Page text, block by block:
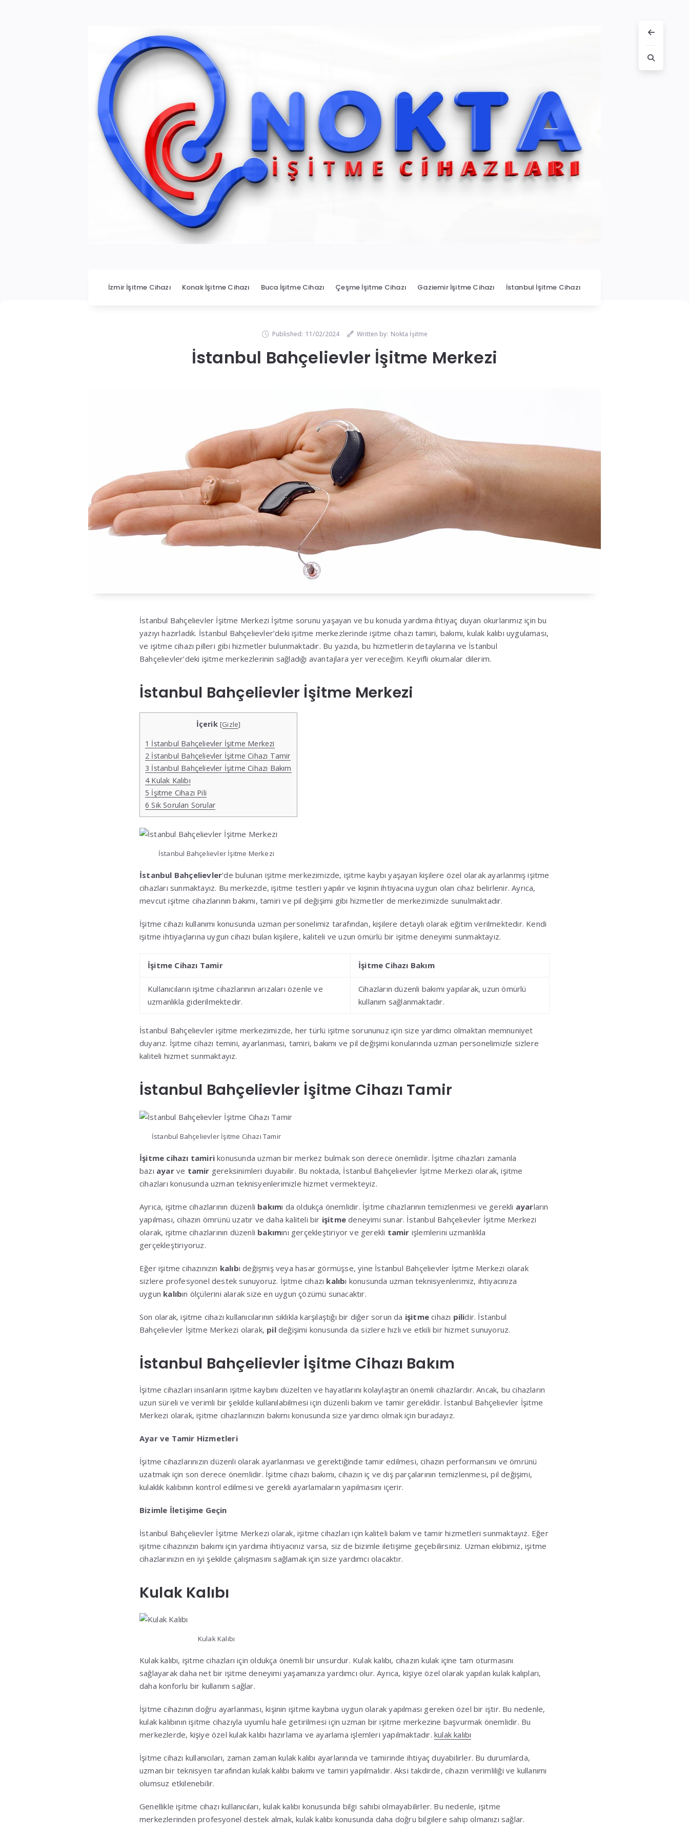
İzmir İşitme Cihazı Konak İşitme Cihazı Buca İşitme Cihazı Çeşme İşitme Cihazı Gaziemir İşitme Cihazı İstanbul İşitme Cihazı
Published: 11/02/2024 Written by: Nokta İşitme
İstanbul Bahçelievler İşitme Merkezi
İstanbul Bahçelievler İşitme Merkezi İşitme sorunu yaşayan ve bu konuda yardıma ihtiyaç duyan okurlarımız için bu
yazıyı hazırladık. İstanbul Bahçelievler’deki işitme merkezlerinde işitme cihazı tamiri, bakımı, kulak kalıbı uygulaması,
ve işitme cihazı pilleri gibi hizmetler bulunmaktadır. Bu yazıda, bu hizmetlerin detaylarına ve İstanbul
Bahçelievler’deki işitme merkezlerinin sağladığı avantajlara yer vereceğim. Keyifli okumalar dilerim.
İstanbul Bahçelievler İşitme Merkezi
İçerik [Gizle]
1 İstanbul Bahçelievler İşitme Merkezi
2 İstanbul Bahçelievler İşitme Cihazı Tamir
3 İstanbul Bahçelievler İşitme Cihazı Bakım
4Kulak Kalıbı
5 İşitme Cihazı Pili
6 Sık Sorulan Sorular
İstanbul Bahçelievler İşitme Merkezi
İstanbul Bahçelievler‘de bulunan işitme merkezimizde, işitme kaybı yaşayan kişilere özel olarak ayarlanmış işitme
cihazları sunmaktayız. Bu merkezde, işitme testleri yapılır ve kişinin ihtiyacına uygun olan cihaz belirlenir. Ayrıca,
mevcut işitme cihazlarının bakımı, tamiri ve pil değişimi gibi hizmetler de merkezimizde sunulmaktadır.
İşitme cihazı kullanımı konusunda uzman personelimiz tarafından, kişilere detaylı olarak eğitim verilmektedir. Kendi
işitme ihtiyaçlarına uygun cihazı bulan kişilere, kaliteli ve uzun ömürlü bir işitme deneyimi sunmaktayız.
İşitme Cihazı Tamir İşitme Cihazı Bakım
Kullanıcıların işitme cihazlarının arızaları özenle ve
uzmanlıkla giderilmektedir.
Cihazların düzenli bakımı yapılarak, uzun ömürlü
kullanım sağlanmaktadır.
İstanbul Bahçelievler işitme merkezimizde, her türlü işitme sorununuz için size yardımcı olmaktan memnuniyet
duyarız. İşitme cihazı temini, ayarlanması, tamiri, bakımı ve pil değişimi konularında uzman personelimizle sizlere
kaliteli hizmet sunmaktayız.
İstanbul Bahçelievler İşitme Cihazı Tamir
İstanbul Bahçelievler İşitme Cihazı Tamir
İşitme cihazı tamiri konusunda uzman bir merkez bulmak son derece önemlidir. İşitme cihazları zamanla
bazı ayarve tamir gereksinimleri duyabilir. Bu noktada, İstanbul Bahçelievler İşitme Merkezi olarak, işitme
cihazları konusunda uzman teknisyenlerimizle hizmet vermekteyiz.
Ayrıca, işitme cihazlarının düzenli bakımı da oldukça önemlidir. İşitme cihazlarının temizlenmesi ve gerekli ayarların
yapılması, cihazın ömrünü uzatır ve daha kaliteli bir işitme deneyimi sunar. İstanbul Bahçelievler İşitme Merkezi
olarak, işitme cihazlarının düzenli bakımını gerçekleştiriyor ve gerekli tamir işlemlerini uzmanlıkla
gerçekleştiriyoruz.
Eğer işitme cihazınızın kalıbı değişmiş veya hasar görmüşse, yine İstanbul Bahçelievler İşitme Merkezi olarak
sizlere profesyonel destek sunuyoruz. İşitme cihazı kalıbı konusunda uzman teknisyenlerimiz, ihtiyacınıza
uygun kalıbın ölçülerini alarak size en uygun çözümü sunacaktır.
Son olarak, işitme cihazı kullanıcılarının sıklıkla karşılaştığı bir diğer sorun da işitme cihazı pilidir. İstanbul
Bahçelievler İşitme Merkezi olarak, pildeğişimi konusunda da sizlere hızlı ve etkili bir hizmet sunuyoruz.
İstanbul Bahçelievler İşitme Cihazı Bakım
İşitme cihazları insanların işitme kaybını düzelten ve hayatlarını kolaylaştıran önemli cihazlardır. Ancak, bu cihazların
uzun süreli ve verimli bir şekilde kullanılabilmesi için düzenli bakım ve tamir gereklidir. İstanbul Bahçelievler İşitme
Merkezi olarak, işitme cihazlarınızın bakımı konusunda size yardımcı olmak için buradayız.
Ayar ve Tamir Hizmetleri
İşitme cihazlarınızın düzenli olarak ayarlanması ve gerektiğinde tamir edilmesi, cihazın performansını ve ömrünü
uzatmak için son derece önemlidir. İşitme cihazı bakımı, cihazın iç ve dış parçalarının temizlenmesi, pil değişimi,
kulaklık kalıbının kontrol edilmesi ve gerekli ayarlamaların yapılmasını içerir.
Bizimle İletişime Geçin
İstanbul Bahçelievler İşitme Merkezi olarak, işitme cihazları için kaliteli bakım ve tamir hizmetleri sunmaktayız. Eğer
işitme cihazınızın bakımı için yardıma ihtiyacınız varsa, siz de bizimle iletişime geçebilirsiniz. Uzman ekibimiz, işitme
cihazlarınızın en iyi şekilde çalışmasını sağlamak için size yardımcı olacaktır.
Kulak Kalıbı
Kulak Kalıbı
Kulak kalıbı, işitme cihazları için oldukça önemli bir unsurdur. Kulak kalıbı, cihazın kulak içine tam oturmasını
sağlayarak daha net bir işitme deneyimi yaşamanıza yardımcı olur. Ayrıca, kişiye özel olarak yapılan kulak kalıpları,
daha konforlu bir kullanım sağlar.
İşitme cihazının doğru ayarlanması, kişinin işitme kaybına uygun olarak yapılması gereken özel bir iştir. Bu nedenle,
kulak kalıbının işitme cihazıyla uyumlu hale getirilmesi için uzman bir işitme merkezine başvurmak önemlidir. Bu
merkezlerde, kişiye özel kulak kalıbı hazırlama ve ayarlama işlemleri yapılmaktadır. kulak kalıbı
İşitme cihazı kullanıcıları, zaman zaman kulak kalıbı ayarlarında ve tamirinde ihtiyaç duyabilirler. Bu durumlarda,
uzman bir teknisyen tarafından kulak kalıbı bakımı ve tamiri yapılmalıdır. Aksi takdirde, cihazın verimliliği ve kullanımı
olumsuz etkilenebilir.
Genellikle işitme cihazı kullanıcıları, kulak kalıbı konusunda bilgi sahibi olmayabilirler. Bu nedenle, işitme
merkezlerinden profesyonel destek almak, kulak kalıbı konusunda daha doğru bilgilere sahip olmanızı sağlar.